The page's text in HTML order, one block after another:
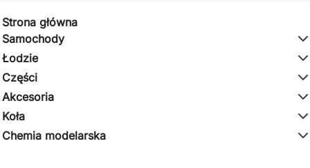
Strona główna
Samochody
Łodzie
Części
Akcesoria
Koła
Chemia modelarska